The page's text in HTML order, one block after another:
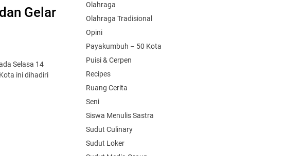
Gelar
Selasa 14
ini dihadiri
Olahraga
Olahraga Tradisional
Opini
Payakumbuh – 50 Kota
Puisi & Cerpen
Recipes
Ruang Cerita
Seni
Siswa Menulis Sastra
Sudut Culinary
Sudut Loker